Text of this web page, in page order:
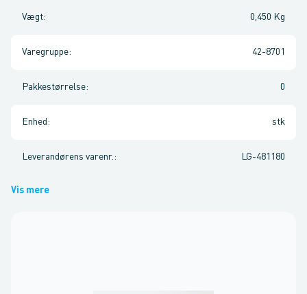
Vægt: 0,450 Kg
Varegruppe: 42-8701
Pakkestørrelse: 0
Enhed : stk
Leverandørens varenr. : LG-481180
Vis mere